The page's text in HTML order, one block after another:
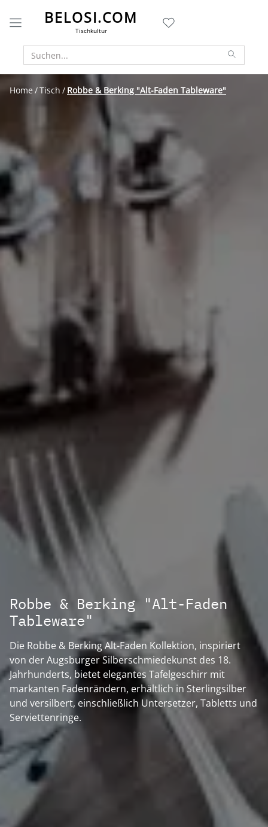
BELOSI.COM
Tischkultur
Home Tisch Robbe & Berking "Alt-Faden Tableware"
Robbe & Berking "Alt-Faden
Tableware"
Die Robbe & Berking Alt-Faden Kollektion, inspiriert
von der Augsburger Silberschmiedekunst des 18.
Jahrhunderts, bietet elegantes Tafelgeschirr mit
markanten Fadenrändern, erhältlich in Sterlingsilber
und versilbert, einschließlich Untersetzer, Tabletts und
Serviettenringe.